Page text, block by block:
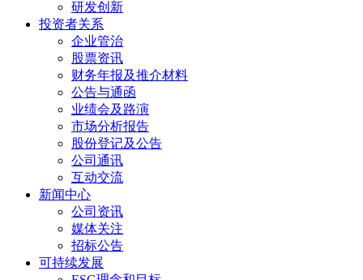
研发创新
投资者关系
企业管治
股票资讯
财务年报及推介材料
公告与通函
业绩会及路演
市场分析报告
股份登记及公告
公司通讯
互动交流
新闻中心
公司资讯
媒体关注
招标公告
可持续发展